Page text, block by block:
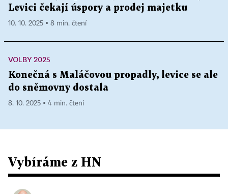
Levici čekají úspory a prodej majetku
10. 10. 2025 ▪ 8 min. čtení
VOLBY 2025
Konečná s Maláčovou propadly, levice se ale
do sněmovny dostala
8. 10. 2025 ▪ 4 min. čtení
Vybíráme z HN